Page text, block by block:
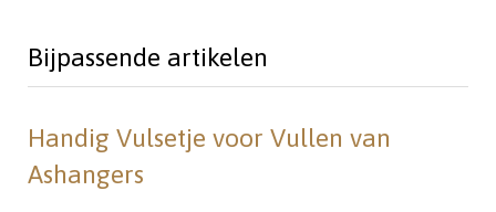
Bijpassende artikelen
Handig Vulsetje voor Vullen van
Ashangers